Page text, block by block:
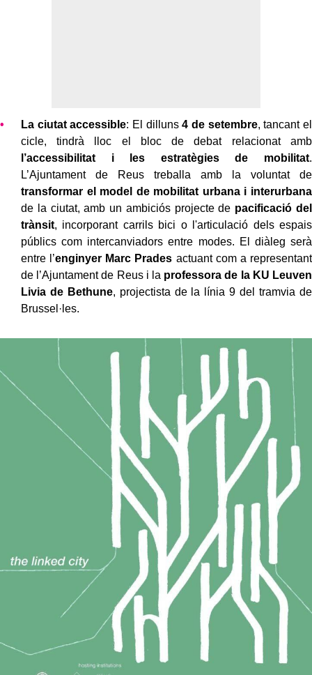
La ciutat accessible: El dilluns4 de setembre, tancant el
cicle, tindrà lloc el bloc de debat relacionat amb
l’accessibilitat i les estratègies de mobilitat.
L’Ajuntament de Reus treballa amb la voluntat de
transformar el model de mobilitat urbana i interurbana
de la ciutat, amb un ambiciós projecte de pacificació del
trànsit, incorporant carrils bici o l'articulació dels espais
públics com intercanviadors entre modes. El diàleg serà
entre l’enginyer Marc Prades actuant com a representant
de l’Ajuntament de Reus i la professora de la KU Leuven
Livia de Bethune, projectista de la línia 9 del tramvia de
Brussel·les.